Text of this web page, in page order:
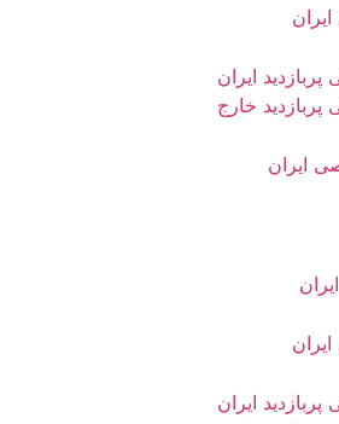
ایران
خارج
ایران
ایران